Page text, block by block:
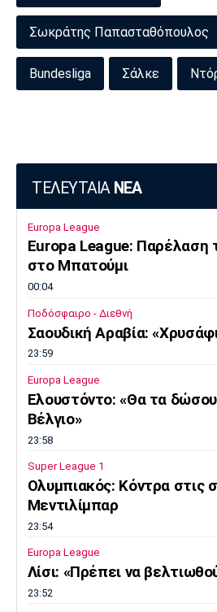
Σωκράτης Παπασταθόπουλος
Bundesliga Σάλκε
ΤΕΛΕΥΤΑΙΑ ΝΕΑ
Europa League
Europa League: Παρέλαση
στο Μπατούμι
00:04
Ποδόσφαιρο - Διεθνή
Σαουδική Αραβία:
23:59
Europa League
Ελουστόντο: «Θα τα
Βέλγιο»
23:58
Super League 1
Ολυμπιακός: Κόντρα στις
Μεντιλίμπαρ
23:54
Europa League
Λίσι: «Πρέπει να
23:52